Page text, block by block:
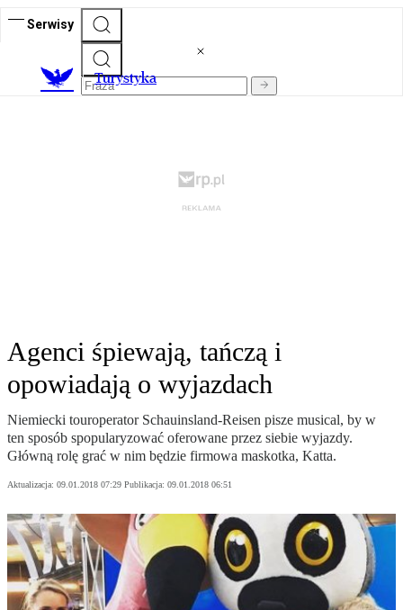
Serwisy
Turystyka
Agenci śpiewają, tańczą i
opowiadają o wyjazdach
Niemiecki touroperator Schauinsland-Reisen pisze musical, by w
ten sposób spopularyzować oferowane przez siebie wyjazdy.
Główną rolę grać w nim będzie firmowa maskotka, Katta.
Aktualizacja: 09.01.2018 07:29 Publikacja: 09.01.2018 06:51